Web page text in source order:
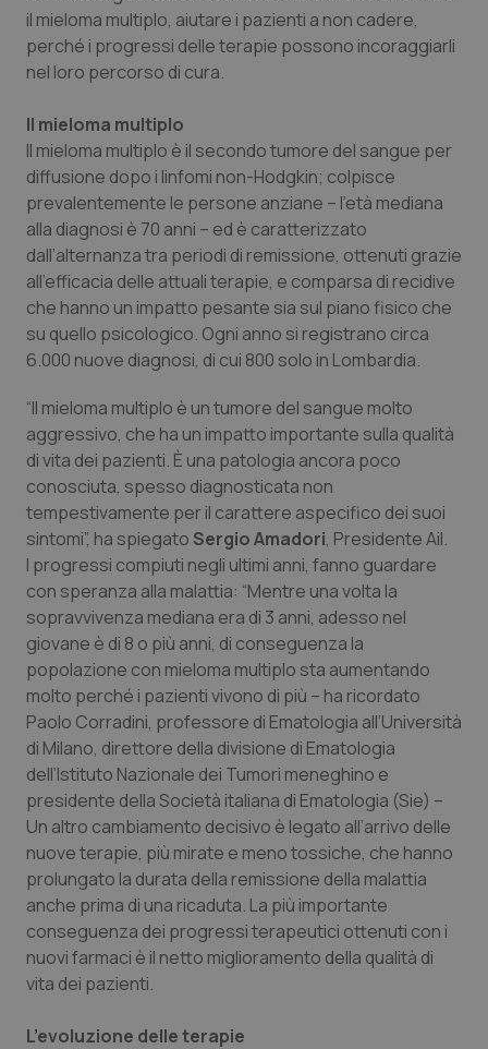
Piemonte
Provincia Autonoma di Trento
Puglia
Sardegna
Sicilia
Umbria
Valle D’Aosta
Veneto
HIV
Ipertensione & Scompenso
Malattie rare
Malattia di Crohn & Rettocolite Ulcerosa
Neuroscienze & patologie neurodegenerative
Oftalmologia
Oncodermatologia
Oncoematologia
Oncologia & Nutrizione
Psoriasi & pelle
Quotidiano Cardiologia
Quotidiano Chirurgia
Quotidiano Oncologia
Quotidiano Pediatria
Rene & patologie urogenitali
il mieloma multiplo, aiutare i pazienti a non cadere,
perché i progressi delle terapie possono incoraggiarli
nel loro percorso di cura.
Il mieloma multiplo
Il mieloma multiplo è il secondo tumore del sangue per
diffusione dopo i linfomi non-Hodgkin; colpisce
prevalentemente le persone anziane – l’età mediana
alla diagnosi è 70 anni – ed è caratterizzato
dall’alternanza tra periodi di remissione, ottenuti grazie
all’efficacia delle attuali terapie, e comparsa di recidive
che hanno un impatto pesante sia sul piano fisico che
su quello psicologico. Ogni anno si registrano circa
6.000 nuove diagnosi, di cui 800 solo in Lombardia.
“Il mieloma multiplo è un tumore del sangue molto
aggressivo, che ha un impatto importante sulla qualità
di vita dei pazienti. È una patologia ancora poco
conosciuta, spesso diagnosticata non
tempestivamente per il carattere aspecifico dei suoi
sintomi”, ha spiegato Sergio Amadori, Presidente Ail.
I progressi compiuti negli ultimi anni, fanno guardare
con speranza alla malattia: “Mentre una volta la
sopravvivenza mediana era di 3 anni, adesso nel
giovane è di 8 o più anni, di conseguenza la
popolazione con mieloma multiplo sta aumentando
molto perché i pazienti vivono di più – ha ricordato
Paolo Corradini, professore di Ematologia all’Università
di Milano, direttore della divisione di Ematologia
dell’Istituto Nazionale dei Tumori meneghino e
presidente della Società italiana di Ematologia (Sie) –
Un altro cambiamento decisivo è legato all’arrivo delle
nuove terapie, più mirate e meno tossiche, che hanno
prolungato la durata della remissione della malattia
anche prima di una ricaduta. La più importante
conseguenza dei progressi terapeutici ottenuti con i
nuovi farmaci è il netto miglioramento della qualità di
vita dei pazienti.
L’evoluzione delle terapie